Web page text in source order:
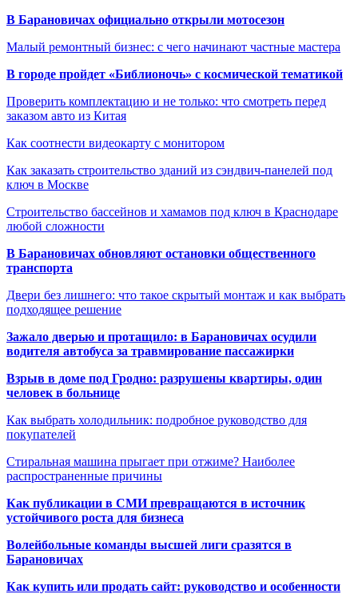
В Барановичах официально открыли мотосезон
Малый ремонтный бизнес: с чего начинают частные мастера
В городе пройдет «Библионочь» с космической тематикой
Проверить комплектацию и не только: что смотреть перед
заказом авто из Китая
Как соотнести видеокарту с монитором
Как заказать строительство зданий из сэндвич-панелей под
ключ в Москве
Строительство бассейнов и хамамов под ключ в Краснодаре
любой сложности
В Барановичах обновляют остановки общественного
транспорта
Двери без лишнего: что такое скрытый монтаж и как выбрать
подходящее решение
Зажало дверью и протащило: в Барановичах осудили
водителя автобуса за травмирование пассажирки
Взрыв в доме под Гродно: разрушены квартиры, один
человек в больнице
Как выбрать холодильник: подробное руководство для
покупателей
Стиральная машина прыгает при отжиме? Наиболее
распространенные причины
Как публикации в СМИ превращаются в источник
устойчивого роста для бизнеса
Волейбольные команды высшей лиги сразятся в
Барановичах
Как купить или продать сайт: руководство и особенности